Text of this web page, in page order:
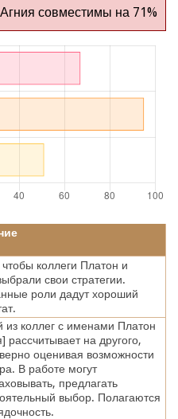
совместимы на 71%
коллеги Платон и
свои стратегии.
роли дадут хороший
из коллег с именами Платон
рассчитывает на другого,
оценивая возможности
В работе могут
предлагать
выбор. Полагаются